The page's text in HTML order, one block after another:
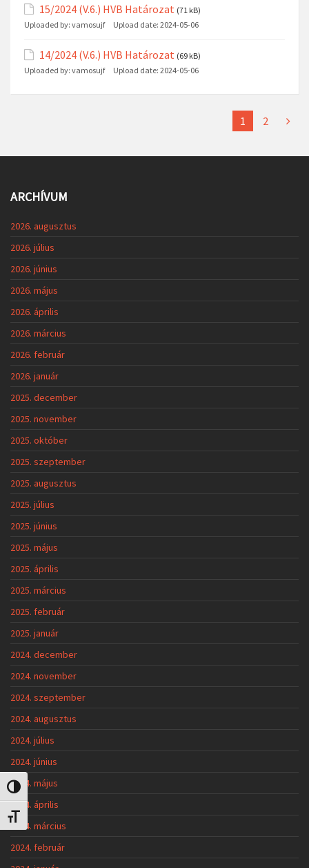
Nagy kontraszt váltása
Betűméret váltása
15/2024 (V.6.) HVB Határozat (71 kB)
Uploaded by: vamosujf Upload date: 2024-05-06
14/2024 (V.6.) HVB Határozat (69 kB)
Uploaded by: vamosujf Upload date: 2024-05-06
1 2
ARCHÍVUM
2026. augusztus
2026. július
2026. június
2026. május
2026. április
2026. március
2026. február
2026. január
2025. december
2025. november
2025. október
2025. szeptember
2025. augusztus
2025. július
2025. június
2025. május
2025. április
2025. március
2025. február
2025. január
2024. december
2024. november
2024. szeptember
2024. augusztus
2024. július
2024. június
2024. május
2024. április
2024. március
2024. február